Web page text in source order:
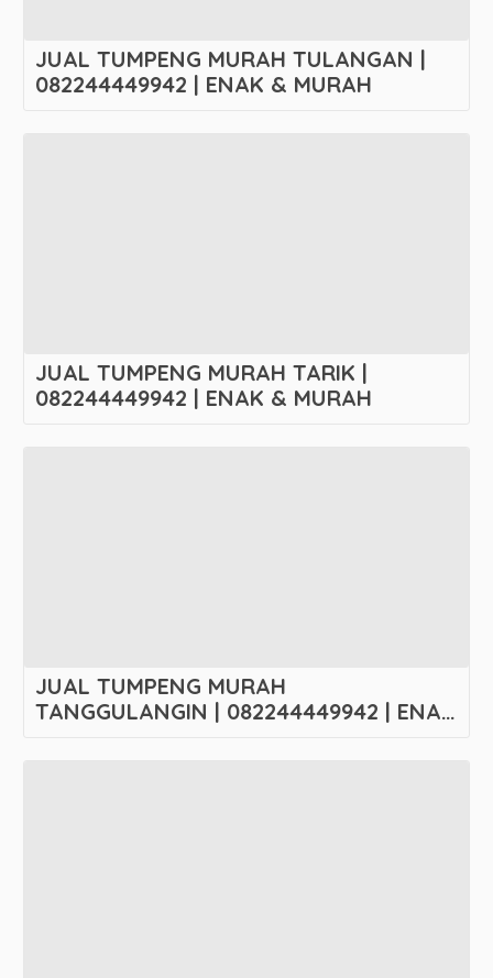
JUAL TUMPENG MURAH TULANGAN |
082244449942 | ENAK & MURAH
JUAL TUMPENG MURAH TARIK |
082244449942 | ENAK & MURAH
JUAL TUMPENG MURAH
TANGGULANGIN | 082244449942 | ENAK